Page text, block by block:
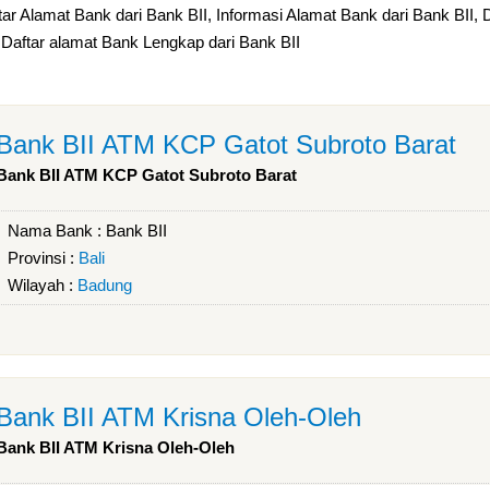
Alamat Bank dari Bank BII, Informasi Alamat Bank dari Bank BII,
alamat Bank Lengkap dari Bank BII
BII ATM KCP Gatot Subroto Barat
BII ATM KCP Gatot Subroto Barat
Nama Bank : Bank BII
Provinsi : Bali
Wilayah : Badung
BII ATM Krisna Oleh-Oleh
BII ATM Krisna Oleh-Oleh